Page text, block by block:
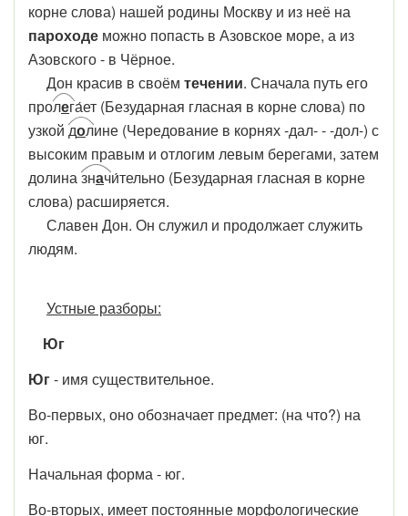
корне слова) нашей родины Москву и из неё на
пароходе можно попасть в Азовское море, а из
Азовского - в Чёрное.
Дон красив в своём течении. Сначала путь его
пролега́ет (Безударная гласная в корне слова) по
узкой долине (Чередование в корнях -дал- - -дол-) с
высоким правым и отлогим левым берегами, затем
долиназначи́тельно (Безударная гласная в корне
слова) расширяется.
Славен Дон. Он служил и продолжает служить
людям.
Устные разборы:
Юг
Юг- имя существительное.
Во-первых, оно обозначает предмет: (на что?) на
юг.
Начальная форма - юг.
Во-вторых, имеет постоянные морфологические